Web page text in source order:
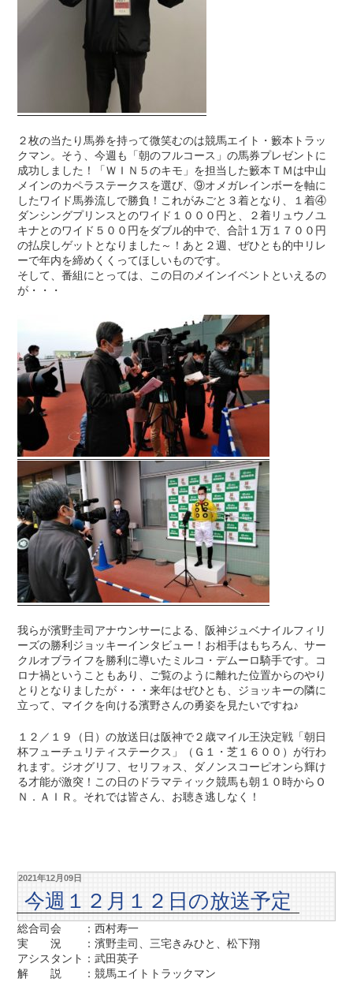
２枚の当たり馬券を持って微笑むのは競馬エイト・籔本トラッ
クマン。そう、今週も「朝のフルコース」の馬券プレゼントに
成功しました！「ＷＩＮ５のキモ」を担当した籔本ＴＭは中山
メインのカペラステークスを選び、⑨オメガレインボーを軸に
したワイド馬券流しで勝負！これがみごと３着となり、１着④
ダンシングプリンスとのワイド１０００円と、２着リュウノユ
キナとのワイド５００円をダブル的中で、合計１万１７００円
の払戻しゲットとなりました～！あと２週、ぜひとも的中リレ
ーで年内を締めくくってほしいものです。
そして、番組にとっては、この日のメインイベントといえるの
が・・・
我らが濱野圭司アナウンサーによる、阪神ジュベナイルフィリ
ーズの勝利ジョッキーインタビュー！お相手はもちろん、サー
クルオブライフを勝利に導いたミルコ・デムーロ騎手です。コ
ロナ禍ということもあり、ご覧のように離れた位置からのやり
とりとなりましたが・・・来年はぜひとも、ジョッキーの隣に
立って、マイクを向ける濱野さんの勇姿を見たいですね♪
１２／１９（日）の放送日は阪神で２歳マイル王決定戦「朝日
杯フューチュリティステークス」（Ｇ１・芝１６００）が行わ
れます。ジオグリフ、セリフォス、ダノンスコーピオンら輝け
る才能が激突！この日のドラマティック競馬も朝１０時からＯ
Ｎ．ＡＩＲ。それでは皆さん、お聴き逃しなく！
2021年12月09日
今週１２月１２日の放送予定
総合司会 ：西村寿一
実 況 ：濱野圭司、三宅きみひと、松下翔
アシスタント：武田英子
解 説 ：競馬エイトトラックマン